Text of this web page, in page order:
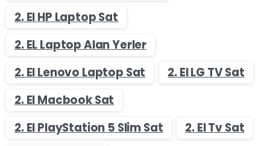
2. El HP Laptop Sat
2. EL Laptop Alan Yerler
2. El Lenovo Laptop Sat
2. El LG TV Sat
2. El Macbook Sat
2. El PlayStation 5 Slim Sat
2. El Tv Sat